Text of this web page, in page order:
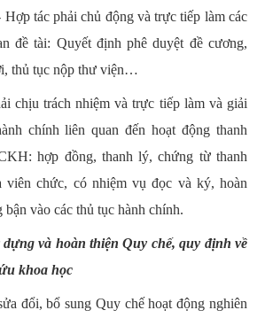
tác phải chủ động và trực tiếp làm các
đề tài: Quyết định phê duyệt đề cương,
thủ tục nộp thư viện…
chịu trách nhiệm và trực tiếp làm và giải
chính liên quan đến hoạt động thanh
hợp đồng, thanh lý, chứng từ thanh
viên chức, có nhiệm vụ đọc và ký, hoàn
vào các thủ tục hành chính.
và hoàn thiện Quy chế, quy định về
khoa học
đổi, bổ sung Quy chế hoạt động nghiên